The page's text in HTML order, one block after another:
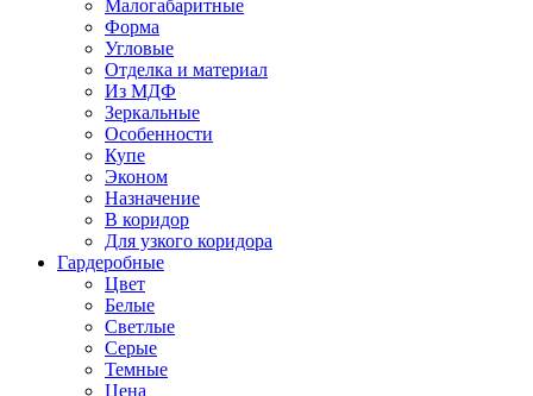
Малогабаритные
Форма
Угловые
Отделка и материал
Из МДФ
Зеркальные
Особенности
Купе
Эконом
Назначение
В коридор
Для узкого коридора
Гардеробные
Цвет
Белые
Светлые
Серые
Темные
Цена